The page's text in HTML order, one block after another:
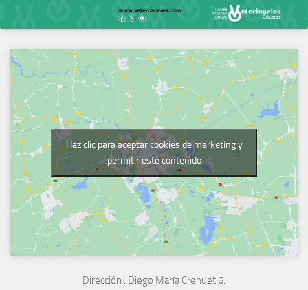
Haz clic para aceptar cookies de marketing y
permitir este contenido
Dirección : Diego María Crehuet 6.